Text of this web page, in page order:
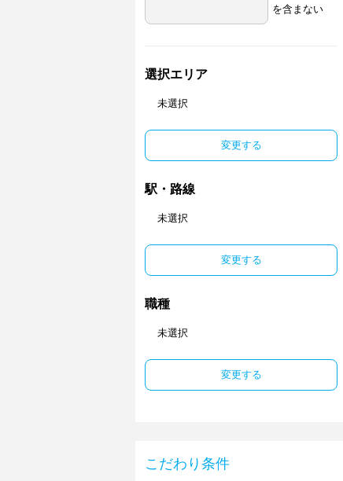
を含まない
選択エリア
未選択
変更する
駅・路線
未選択
変更する
職種
未選択
変更する
こだわり条件